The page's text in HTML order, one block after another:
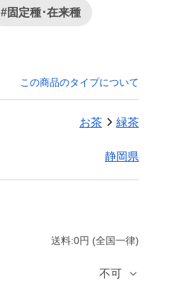
#固定種･在来種
この商品のタイプについて
お茶 緑茶
静岡県
送料:0円 (全国一律)
不可